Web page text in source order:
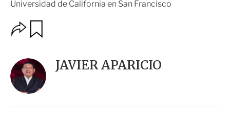
Universidad de California en San Francisco
O
p
o
n
e
s
a
r
JAVIER APARICIO